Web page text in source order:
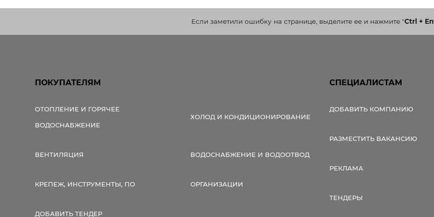
Если заметили ошибку на странице, выделите ее и нажмите"Ctrl +
ПОКУПАТЕЛЯМ
ОТОПЛЕНИЕ И ГОРЯЧЕЕ
ВОДОСНАБЖЕНИЕ
ХОЛОД И КОНДИЦИОНИРОВАНИЕ
ВЕНТИЛЯЦИЯ ВОДОСНАБЖЕНИЕ И ВОДООТВОД
КРЕПЕЖ, ИНСТРУМЕНТЫ, ПО ОРГАНИЗАЦИИ
ДОБАВИТЬ ТЕНДЕР
СПЕЦИАЛИСТАМ
ДОБАВИТЬ КОМПАНИЮ
РАЗМЕСТИТЬ ВАКАНСИЮ
РЕКЛАМА
ТЕНДЕРЫ